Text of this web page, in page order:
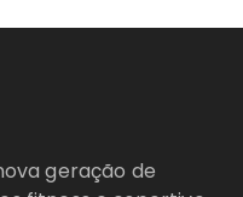
geração de